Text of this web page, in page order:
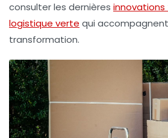
consulter les dernières
logistique verte qui
transformation.